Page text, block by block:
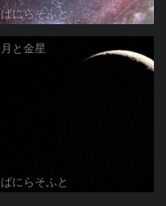
ばにらそふと
月と金星
ばにらそふと